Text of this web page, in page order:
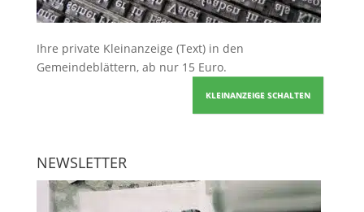
Ihre private Kleinanzeige (Text) in den
Gemeindeblättern, ab nur 15 Euro.
KLEINANZEIGE SCHALTEN
NEWSLETTER